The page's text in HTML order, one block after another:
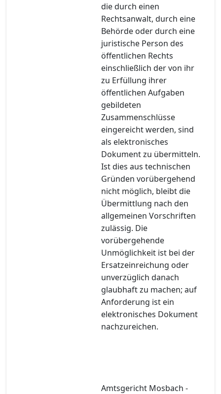
die durch einen
Rechtsanwalt, durch eine
Behörde oder durch eine
juristische Person des
öffentlichen Rechts
einschließlich der von ihr
zu Erfüllung ihrer
öffentlichen Aufgaben
gebildeten
Zusammenschlüsse
eingereicht werden, sind
als elektronisches
Dokument zu übermitteln.
Ist dies aus technischen
Gründen vorübergehend
nicht möglich, bleibt die
Übermittlung nach den
allgemeinen Vorschriften
zulässig. Die
vorübergehende
Unmöglichkeit ist bei der
Ersatzeinreichung oder
unverzüglich danach
glaubhaft zu machen; auf
Anforderung ist ein
elektronisches Dokument
nachzureichen.
Amtsgericht Mosbach -